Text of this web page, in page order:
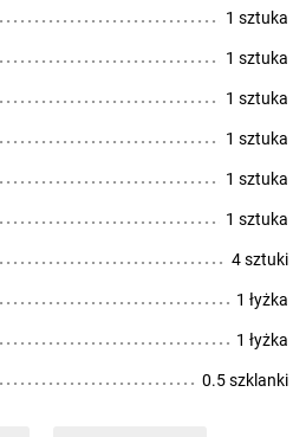
1 sztuka
1 sztuka
1 sztuka
1 sztuka
1 sztuka
1 sztuka
4 sztuki
1 łyżka
1 łyżka
0.5 szklanki